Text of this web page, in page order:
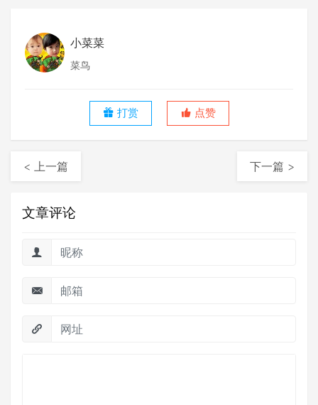
小菜菜
菜鸟
打赏 点赞
< 上一篇 下一篇 >
文章评论